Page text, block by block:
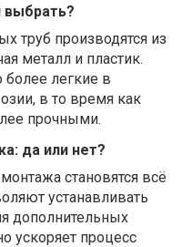
выбрать?
труб производятся из
металл и пластик.
легкие в
в то время как
прочными.
да или нет?
становятся всё
устанавливать
дополнительных
ускоряет процесс